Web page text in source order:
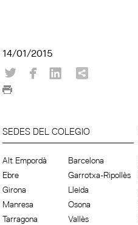
14/01/2015
SEDES DEL COLEGIO
Alt Empordà
Barcelona
Ebre
Garrotxa-Ripollès
Girona
Lleida
Manresa
Osona
Tarragona
Vallès